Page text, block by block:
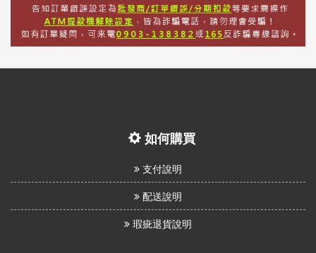
如何購買
支付說明
配送說明
瑕疵退貨說明